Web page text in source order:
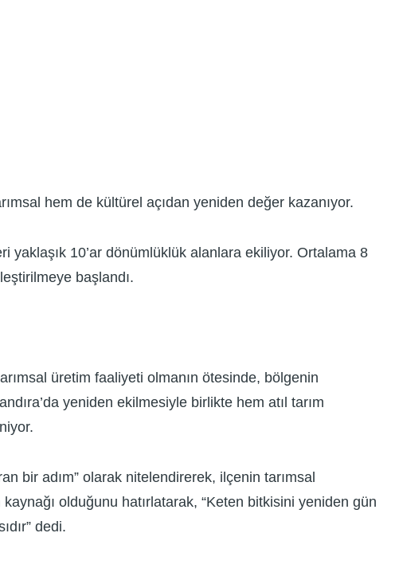
hem de kültürel açıdan yeniden değer kazanıyor.
yaklaşık 10’ar dönümlüklük alanlara ekiliyor. Ortalama 8
başlandı.
üretim faaliyeti olmanın ötesinde, bölgenin
yeniden ekilmesiyle birlikte hem atıl tarım
bir adım” olarak nitelendirerek, ilçenin tarımsal
olduğunu hatırlatarak, “Keten bitkisini yeniden gün
dedi.